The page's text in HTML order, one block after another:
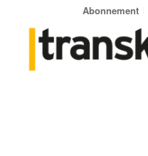
Abonnement